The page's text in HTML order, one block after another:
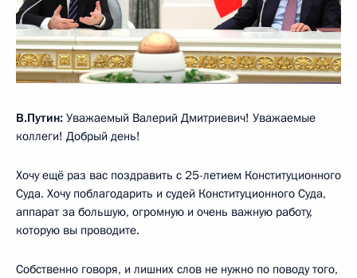
В.Путин: Уважаемый Валерий Дмитриевич! Уважаемые
коллеги! Добрый день!
Хочу ещё раз вас поздравить с 25-летием Конституционного
Суда. Хочу поблагодарить и судей Конституционного Суда,
аппарат за большую, огромную и очень важную работу,
которую вы проводите.
Собственно говоря, и лишних слов не нужно по поводу того,